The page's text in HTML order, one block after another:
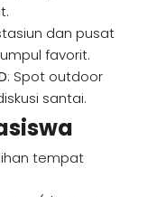
dan pusat
favorit.
: Spot outdoor
santai.
tempat